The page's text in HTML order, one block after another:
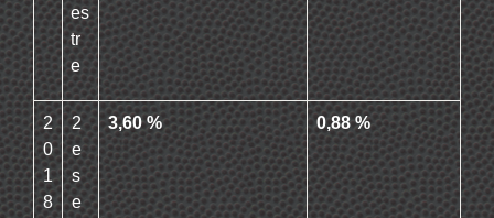
es
tr
e
2
0
1
8
2
e
s
e
3,60 % 0,88 %